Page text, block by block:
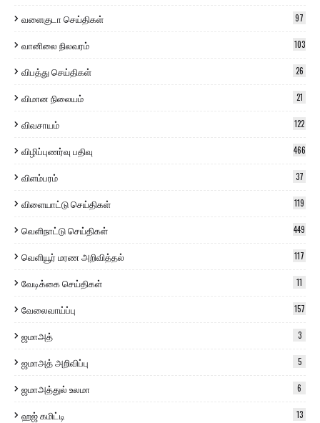
வளைகுடா செய்திகள் 97
வானிலை நிலவரம் 103
விபத்து செய்திகள் 26
விமான நிலையம் 21
விவசாயம் 122
விழிப்புணர்வு பதிவு 466
விளம்பரம் 37
விளையாட்டு செய்திகள் 119
வெளிநாட்டு செய்திகள் 449
வெளியூர் மரண அறிவித்தல் 117
வேடிக்கை செய்திகள் 11
வேலைவாய்ப்பு 157
ஜமாஅத் 3
ஜமாஅத் அறிவிப்பு 5
ஜமாஅத்துல் உலமா 6
ஹஜ் கமிட்டி 13